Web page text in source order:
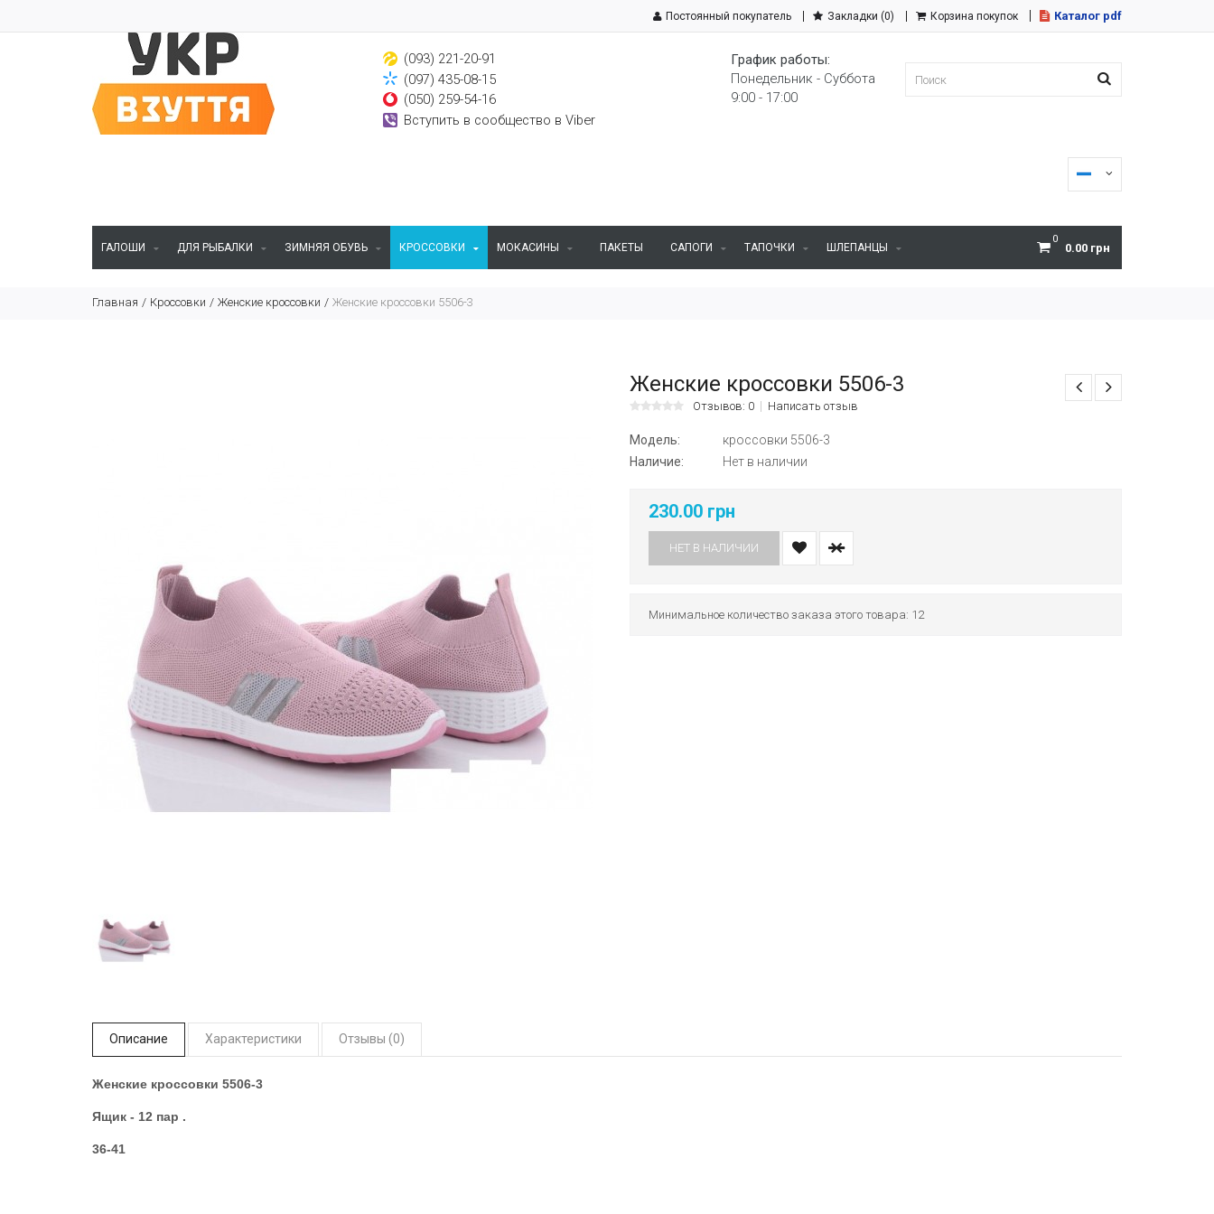
Постоянный покупатель Закладки (0) Корзина покупок Каталог pdf
(093) 221-20-91
(097) 435-08-15
(050) 259-54-16
Вступить в сообщество в Viber
График работы:
Понедельник - Суббота
9:00 - 17:00
0
0.00 грн
ГАЛОШИ ДЛЯ РЫБАЛКИ ЗИМНЯЯ ОБУВЬ КРОССОВКИ МОКАСИНЫ ПАКЕТЫ САПОГИ ТАПОЧКИ ШЛЕПАНЦЫ
Главная Кроссовки Женские кроссовки Женские кроссовки 5506-3
Женские кроссовки 5506-3
Отзывов: 0 Написать отзыв
Модель:
кроссовки 5506-3
Наличие:
Нет в наличии
230.00 грн
НЕТ В НАЛИЧИИ
Минимальное количество заказа этого товара: 12
Описание Характеристики Отзывы (0)
Женские кроссовки 5506-3
Ящик - 12 пар .
36-41